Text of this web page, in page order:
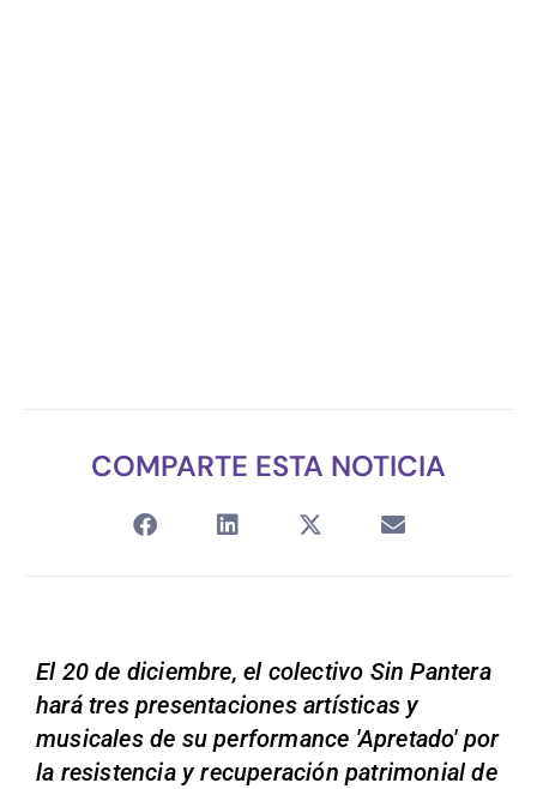
COMPARTE ESTA NOTICIA
El 20 de diciembre, el colectivo Sin Pantera
hará tres presentaciones artísticas y
musicales de su performance 'Apretado' por
la resistencia y recuperación patrimonial de